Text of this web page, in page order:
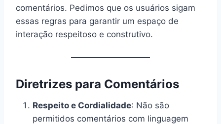
comentários. Pedimos que os usuários sigam
essas regras para garantir um espaço de
interação respeitoso e construtivo.
Diretrizes para Comentários
Respeito e Cordialidade: Não são
permitidos comentários com linguagem